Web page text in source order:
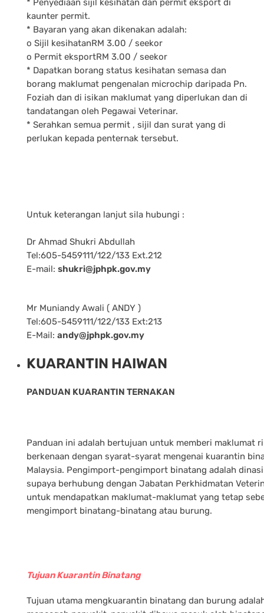
* Penyediaan sijil kesihatan dan permit eksport di
kaunter permit.
* Bayaran yang akan dikenakan adalah:
o Sijil kesihatanRM 3.00 / seekor
o Permit eksportRM 3.00 / seekor
* Dapatkan borang status kesihatan semasa dan
borang maklumat pengenalan microchip daripada Pn.
Foziah dan di isikan maklumat yang diperlukan dan di
tandatangan oleh Pegawai Veterinar.
* Serahkan semua permit , sijil dan surat yang di
perlukan kepada penternak tersebut.
Untuk keterangan lanjut sila hubungi :
Dr Ahmad Shukri Abdullah
Tel:605-5459111/122/133 Ext.212
E-mail: shukri@jphpk.gov.my
Mr Muniandy Awali ( ANDY )
Tel:605-5459111/122/133 Ext:213
E-Mail: andy@jphpk.gov.my
KUARANTIN HAIWAN
PANDUAN KUARANTIN TERNAKAN
Panduan ini adalah bertujuan untuk memberi maklumat
berkenaan dengan syarat-syarat mengenai kuarantin
Malaysia. Pengimport-pengimport binatang adalah
supaya berhubung dengan Jabatan Perkhidmatan
untuk mendapatkan maklumat-maklumat yang tetap
mengimport binatang-binatang atau burung.
Tujuan Kuarantin Binatang
Tujuan utama mengkuarantin binatang dan burung